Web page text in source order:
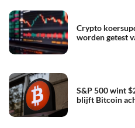
Crypto
worden getest
S&P 500 wint
blijft Bitcoin